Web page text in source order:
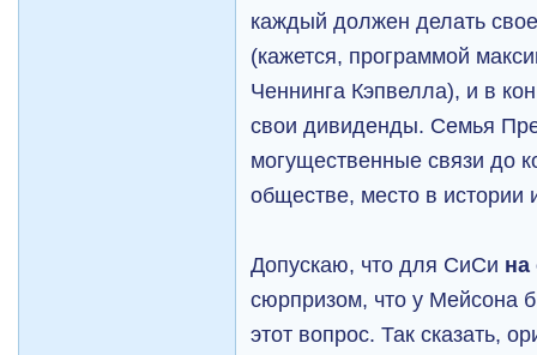
каждый должен делать
(кажется, программой
Ченнинга Кэпвелла), и в
свои дивиденды. Семья
могущественные связи до
обществе, место в истории
Допускаю, что для СиСи на
сюрпризом, что у Мейсона
этот вопрос. Так сказать,